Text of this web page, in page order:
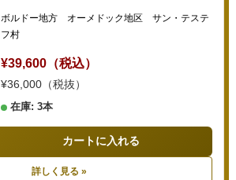
ボルドー地方 オーメドック地区 サン・テステ
フ村
¥39,600（税込）
¥36,000（税抜）
在庫: 3本
カートに入れる
詳しく見る »